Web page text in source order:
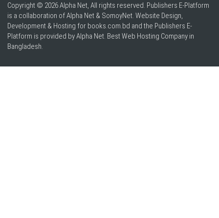
Copyright © 2026 Alpha Net, All rights reserved. Publishers E-Platform
is a collaboration of Alpha Net & SomoyNet. Website Design,
Development & Hosting for books.com.bd and the Publishers E-
Platform is provided by Alpha Net. BestWeb Hosting Company in
Bangladesh.